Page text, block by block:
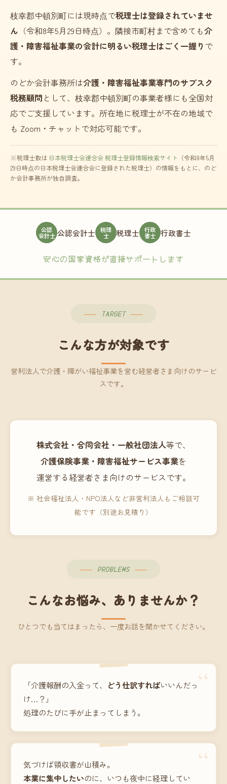
枝幸郡中頓別町には現時点で税理士は登録されていませ
ん （令和8年5月29日時点）。隣接市町村まで含めても介
護・障害福祉事業の会計に明るい税理士はごく一握り で
す。
のどか会計事務所は介護・障害福祉事業専門のサブスク
税務顧問 として、枝幸郡中頓別町の事業者様にも全国対
応でご支援しています。所在地に税理士が不在の地域で
も Zoom・チャットで対応可能です。
※税理士数は 日本税理士会連合会 税理士登録情報検索サイト （令和8年5月
29日時点の日本税理士会連合会に登録された税理士）の情報をもとに、のど
か会計事務所が独自調査。
公認
会計士 公認会計士 税理
士 税理士 行政
書士 行政書士
安心の国家資格が直接サポートします
TARGET
こんな方が対象です
営利法人で介護・障がい福祉事業を営む経営者さま向けのサービ
スです。
株式会社・合同会社・一般社団法人等で、
介護保険事業・障害福祉サービス事業を
運営する経営者さま向けのサービスです。
※ 社会福祉法人・NPO法人など非営利法人もご相談可
能です（別途お見積り）
PROBLEMS
こんなお悩み、ありませんか？
ひとつでも当てはまったら、一度お話を聞かせてください。
“
「介護報酬の入金って、 どう仕訳すればいいんだっ
け…？」
処理のたびに手が止まってしまう。
“
気づけば領収書が山積み。
本業に集中したいのに、いつも夜中に経理してい